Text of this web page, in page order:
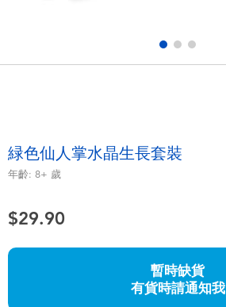
毛毛公仔玩具
夏日用品
緑色仙人掌水晶生長套裝
年齡: 8+ 歲
$29.90
暫時缺貨
有貨時請通知我